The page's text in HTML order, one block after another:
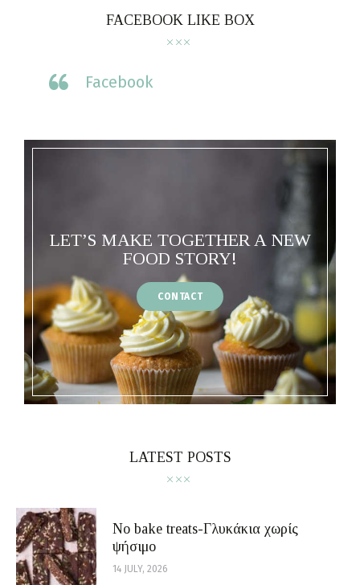
FACEBOOK LIKE BOX
Facebook
LET’S MAKE TOGETHER A NEW
FOOD STORY!
CONTACT
LATEST POSTS
No bake treats-Γλυκάκια χωρίς
ψήσιμο
14 JULY, 2026